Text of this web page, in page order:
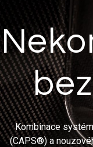
Kombinace
(CAPS®) a